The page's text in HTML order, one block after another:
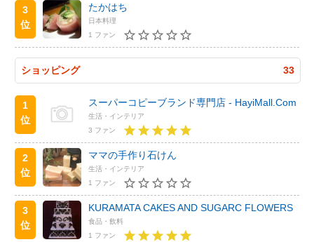
3
位
たかはち
日本料理
1 ファン
ショッピング 33
1
位
スーパーコピーブランド専門店 - HayiMall.Com
生活・インテリア
3 ファン
2
位
ママの手作り石けん
生活・インテリア
1 ファン
3
位
KURAMATA CAKES AND SUGARC FLOWERS
食品・飲料
1 ファン